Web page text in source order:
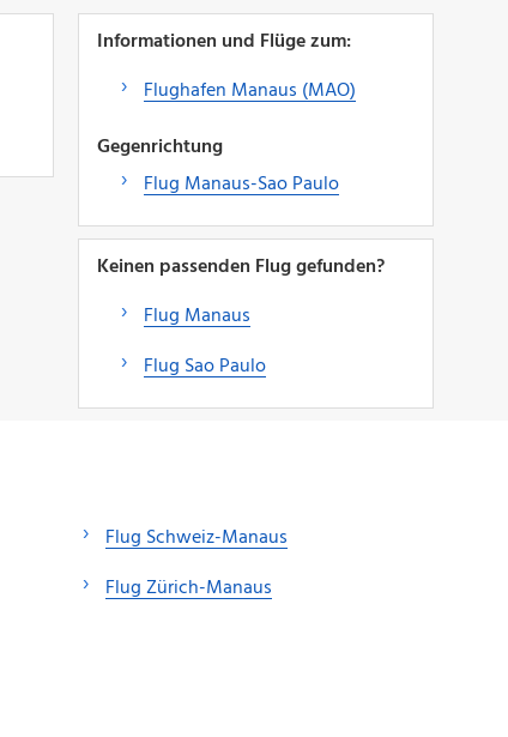
Informationen und Flüge zum:
Flughafen Manaus (MAO)
Gegenrichtung
Flug Manaus-Sao Paulo
Keinen passenden Flug gefunden?
Flug Manaus
Flug Sao Paulo
Flug Schweiz-Manaus
Flug Zürich-Manaus